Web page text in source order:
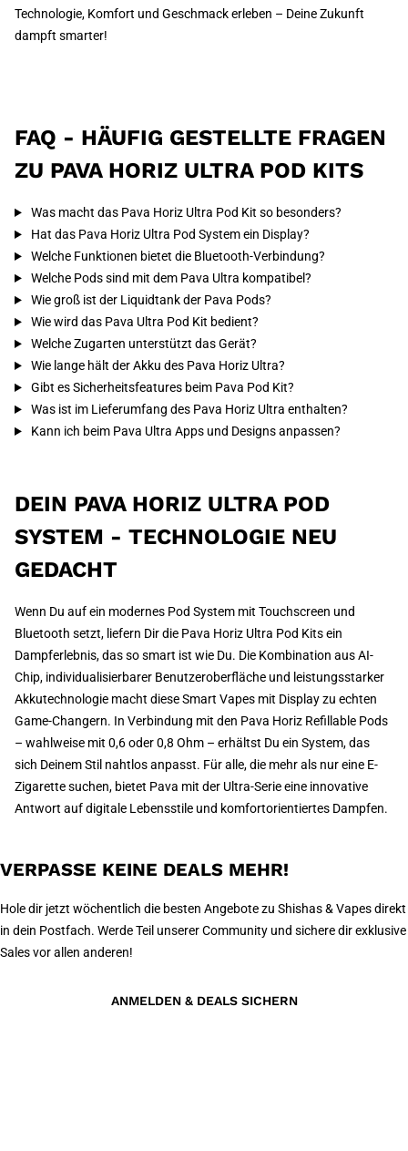
Technologie, Komfort und Geschmack erleben – Deine Zukunft
dampft smarter!
FAQ - HÄUFIG GESTELLTE FRAGEN
ZU PAVA HORIZ ULTRA POD KITS
Was macht das Pava Horiz Ultra Pod Kit so besonders?
Hat das Pava Horiz Ultra Pod System ein Display?
Welche Funktionen bietet die Bluetooth-Verbindung?
Welche Pods sind mit dem Pava Ultra kompatibel?
Wie groß ist der Liquidtank der Pava Pods?
Wie wird das Pava Ultra Pod Kit bedient?
Welche Zugarten unterstützt das Gerät?
Wie lange hält der Akku des Pava Horiz Ultra?
Gibt es Sicherheitsfeatures beim Pava Pod Kit?
Was ist im Lieferumfang des Pava Horiz Ultra enthalten?
Kann ich beim Pava Ultra Apps und Designs anpassen?
DEIN PAVA HORIZ ULTRA POD
SYSTEM - TECHNOLOGIE NEU
GEDACHT
Wenn Du auf ein modernes Pod System mit Touchscreen und
Bluetooth setzt, liefern Dir die Pava Horiz Ultra Pod Kits ein
Dampferlebnis, das so smart ist wie Du. Die Kombination aus AI-
Chip, individualisierbarer Benutzeroberfläche und leistungsstarker
Akkutechnologie macht diese Smart Vapes mit Display zu echten
Game-Changern. In Verbindung mit den Pava Horiz Refillable Pods
– wahlweise mit 0,6 oder 0,8 Ohm – erhältst Du ein System, das
sich Deinem Stil nahtlos anpasst. Für alle, die mehr als nur eine E-
Zigarette suchen, bietet Pava mit der Ultra-Serie eine innovative
Antwort auf digitale Lebensstile und komfortorientiertes Dampfen.
VERPASSE KEINE DEALS MEHR!
Hole dir jetzt wöchentlich die besten Angebote zu Shishas & Vapes direkt
in dein Postfach. Werde Teil unserer Community und sichere dir exklusive
Sales vor allen anderen!
ANMELDEN & DEALS SICHERN